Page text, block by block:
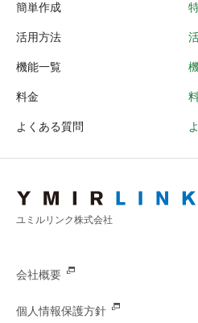
簡単作成
活用方法
機能一覧
料金
よくある質問
ユミルリンク株式会社
会社概要
個人情報保護方針